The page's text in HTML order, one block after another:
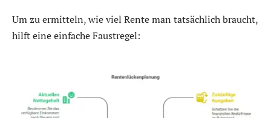
Um zu ermitteln, wie viel Rente man tatsächlich braucht,
hilft eine einfache Faustregel: